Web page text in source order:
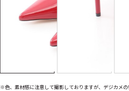
※色、素材感に注意して撮影しておりますが、デジカメ